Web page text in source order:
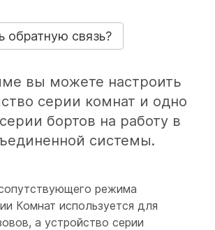
обратную связь?
вы можете настроить
серии комнат и одно
бортов на работу в
системы.
режима
Комнат используется для
а устройство серии